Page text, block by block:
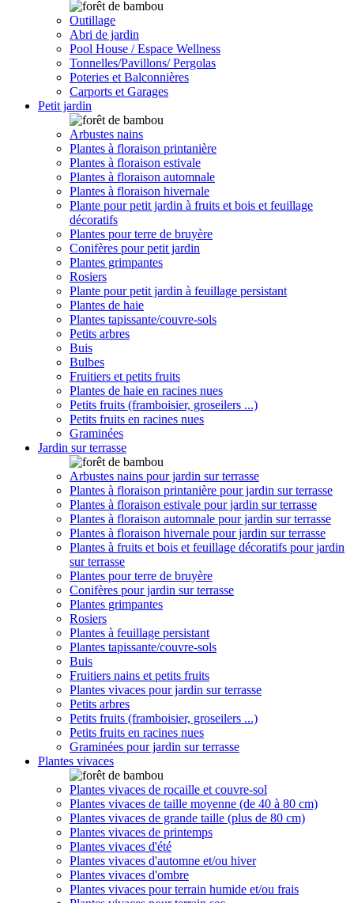
Outillage
Abri de jardin
Pool House / Espace Wellness
Tonnelles/Pavillons/ Pergolas
Poteries et Balconnières
Carports et Garages
Petit jardin
Arbustes nains
Plantes à floraison printanière
Plantes à floraison estivale
Plantes à floraison automnale
Plantes à floraison hivernale
Plante pour petit jardin à fruits et bois et feuillage
décoratifs
Plantes pour terre de bruyère
Conifères pour petit jardin
Plantes grimpantes
Rosiers
Plante pour petit jardin à feuillage persistant
Plantes de haie
Plantes tapissante/couvre-sols
Petits arbres
Buis
Bulbes
Fruitiers et petits fruits
Plantes de haie en racines nues
Petits fruits (framboisier, groseilers ...)
Petits fruits en racines nues
Graminées
Jardin sur terrasse
Arbustes nains pour jardin sur terrasse
Plantes à floraison printanière pour jardin sur terrasse
Plantes à floraison estivale pour jardin sur terrasse
Plantes à floraison automnale pour jardin sur terrasse
Plantes à floraison hivernale pour jardin sur terrasse
Plantes à fruits et bois et feuillage décoratifs pour jardin
sur terrasse
Plantes pour terre de bruyère
Conifères pour jardin sur terrasse
Plantes grimpantes
Rosiers
Plantes à feuillage persistant
Plantes tapissante/couvre-sols
Buis
Fruitiers nains et petits fruits
Plantes vivaces pour jardin sur terrasse
Petits arbres
Petits fruits (framboisier, groseilers ...)
Petits fruits en racines nues
Graminées pour jardin sur terrasse
Plantes vivaces
Plantes vivaces de rocaille et couvre-sol
Plantes vivaces de taille moyenne (de 40 à 80 cm)
Plantes vivaces de grande taille (plus de 80 cm)
Plantes vivaces de printemps
Plantes vivaces d'été
Plantes vivaces d'automne et/ou hiver
Plantes vivaces d'ombre
Plantes vivaces pour terrain humide et/ou frais